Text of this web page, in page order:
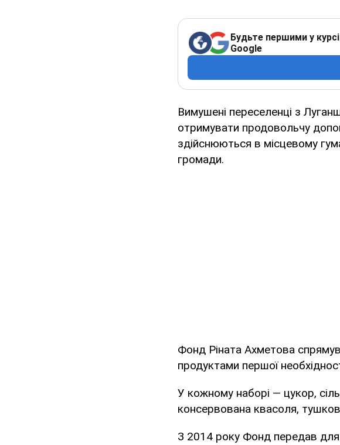
Будьте першими у
Google
Вимушені переселенці з
отримувати продовольчу
здійснюються в місцевому
громади.
Фонд Ріната Ахметова
продуктами першої
У кожному наборі — цукор,
консервована квасоля,
З 2014 року Фонд передав для